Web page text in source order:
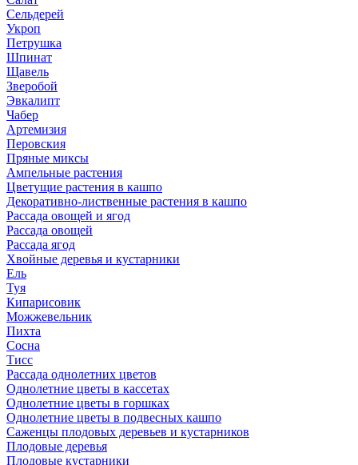
Сельдерей
Укроп
Петрушка
Шпинат
Щавель
Зверобой
Эвкалипт
Чабер
Артемизия
Перовския
Пряные миксы
Ампельные растения
Цветущие растения в кашпо
Декоративно-лиственные растения в кашпо
Рассада овощей и ягод
Рассада овощей
Рассада ягод
Хвойные деревья и кустарники
Ель
Туя
Кипарисовик
Можжевельник
Пихта
Сосна
Тисc
Рассада однолетних цветов
Однолетние цветы в кассетах
Однолетние цветы в горшках
Однолетние цветы в подвесных кашпо
Саженцы плодовых деревьев и кустарников
Плодовые деревья
Плодовые кустарники